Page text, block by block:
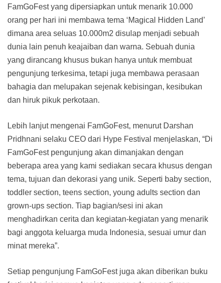
FamGoFest yang dipersiapkan untuk menarik 10.000
orang per hari ini membawa tema ‘Magical Hidden Land’
dimana area seluas 10.000m2 disulap menjadi sebuah
dunia lain penuh keajaiban dan warna. Sebuah dunia
yang dirancang khusus bukan hanya untuk membuat
pengunjung terkesima, tetapi juga membawa perasaan
bahagia dan melupakan sejenak kebisingan, kesibukan
dan hiruk pikuk perkotaan.
Lebih lanjut mengenai FamGoFest, menurut Darshan
Pridhnani selaku CEO dari Hype Festival menjelaskan, “Di
FamGoFest pengunjung akan dimanjakan dengan
beberapa area yang kami sediakan secara khusus dengan
tema, tujuan dan dekorasi yang unik. Seperti baby section,
toddler section, teens section, young adults section dan
grown-ups section. Tiap bagian/sesi ini akan
menghadirkan cerita dan kegiatan-kegiatan yang menarik
bagi anggota keluarga muda Indonesia, sesuai umur dan
minat mereka”.
Setiap pengunjung FamGoFest juga akan diberikan buku